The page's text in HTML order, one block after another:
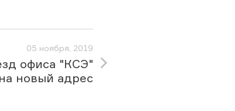
05 ноября, 2019
офиса "КСЭ"
новый адрес